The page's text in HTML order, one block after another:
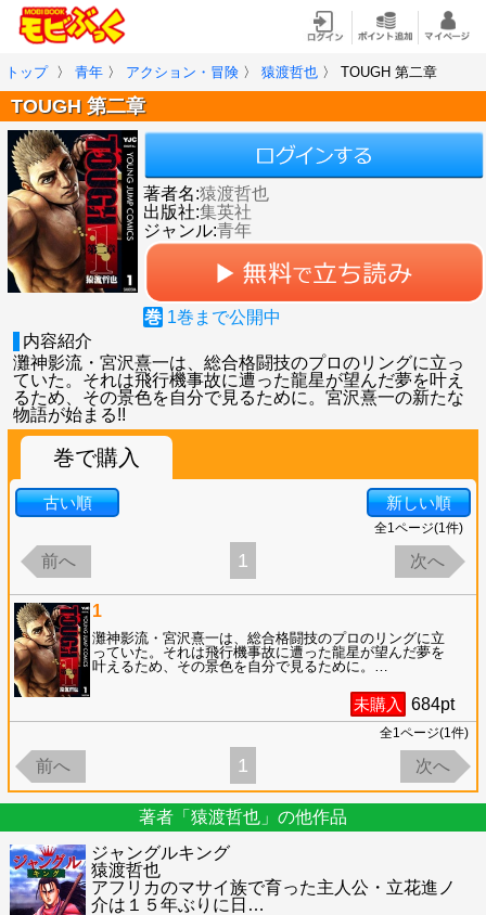
トップ 〉 青年 〉 アクション・冒険 〉 猿渡哲也 〉 TOUGH 第二章
TOUGH 第二章
著者名:猿渡哲也
出版社:集英社
ジャンル:青年
巻 1巻まで公開中
内容紹介
灘神影流・宮沢熹一は、総合格闘技のプロのリングに立っ
ていた。それは飛行機事故に遭った龍星が望んだ夢を叶え
るため、その景色を自分で見るために。宮沢熹一の新たな
物語が始まる!!
巻で購入
古い順 新しい順
全1ページ(1件)
前へ 1 次へ
1
灘神影流・宮沢熹一は、総合格闘技のプロのリングに立
っていた。それは飛行機事故に遭った龍星が望んだ夢を
叶えるため、その景色を自分で見るために。
未購入 684pt
全1ページ(1件)
前へ 1 次へ
著者「猿渡哲也」の他作品
ジャングルキング
猿渡哲也
アフリカのマサイ族で育った主人公・立花進ノ
介は１５年ぶりに日 …